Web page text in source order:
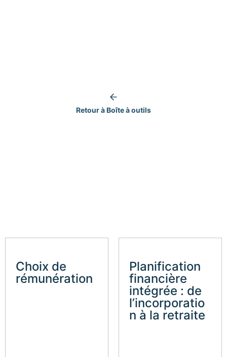
Retour à Boîte à outils
Choix de
rémunération
Planification
financière
intégrée : de
l’incorporatio
n à la retraite